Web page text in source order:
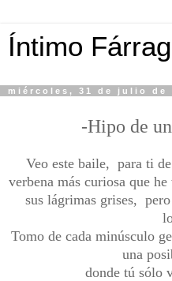
Íntimo
miércoles, 31 de julio de
-Hipo de
Veo este baile, para ti
verbena más curiosa que
sus lágrimas grises,
Tomo de cada minúsculo
una
donde tú sólo